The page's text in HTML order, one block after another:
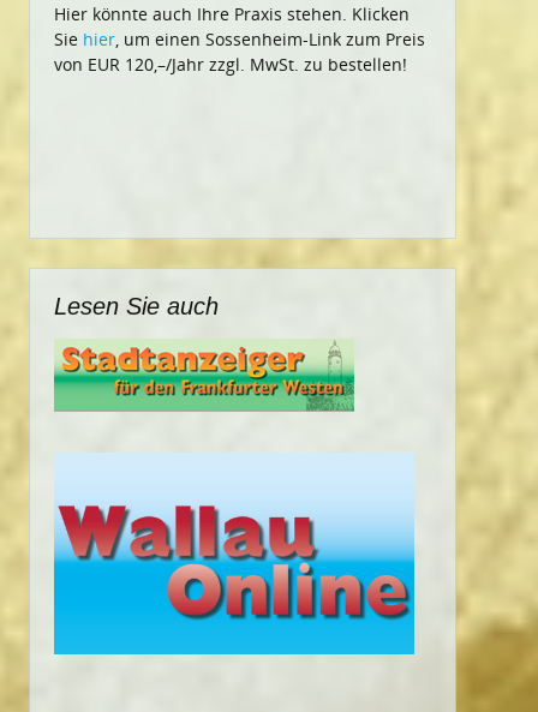
Hier könnte auch Ihre Praxis stehen. Klicken
Sie hier , um einen Sossenheim-Link zum Preis
von EUR 120,–/Jahr zzgl. MwSt. zu bestellen!
Lesen Sie auch